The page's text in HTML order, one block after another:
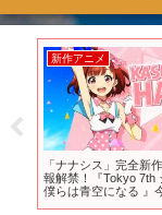
新作アニメ
「ナナシス」完全新
報解禁！『Tokyo 7th
僕らは青空になる 』